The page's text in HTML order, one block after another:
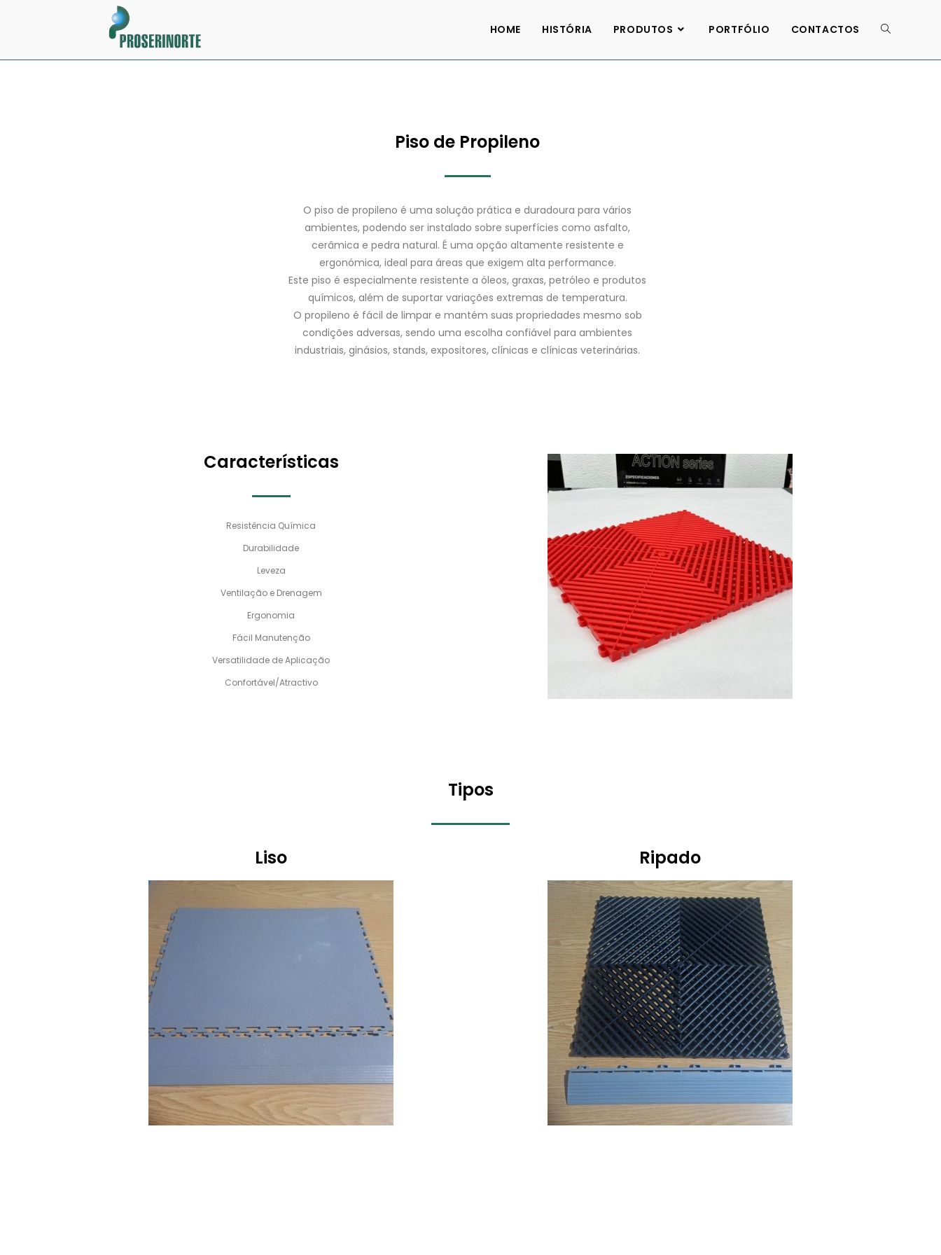
HOME HISTÓRIA PRODUTOS PORTFÓLIO CONTACTOS
Piso de Propileno
O piso de propileno é uma solução prática e duradoura para vários
ambientes, podendo ser instalado sobre superfícies como asfalto,
cerâmica e pedra natural. É uma opção altamente resistente e
ergonómica, ideal para áreas que exigem alta performance.
Este piso é especialmente resistente a óleos, graxas, petróleo e produtos
químicos, além de suportar variações extremas de temperatura.
O propileno é fácil de limpar e mantém suas propriedades mesmo sob
condições adversas, sendo uma escolha confiável para ambientes
industriais, ginásios, stands, expositores, clínicas e clínicas veterinárias.
Características
Resistência Química
Durabilidade
Leveza
Ventilação e Drenagem
Ergonomia
Fácil Manutenção
Versatilidade de Aplicação
Confortável/Atractivo
Tipos
Liso Ripado